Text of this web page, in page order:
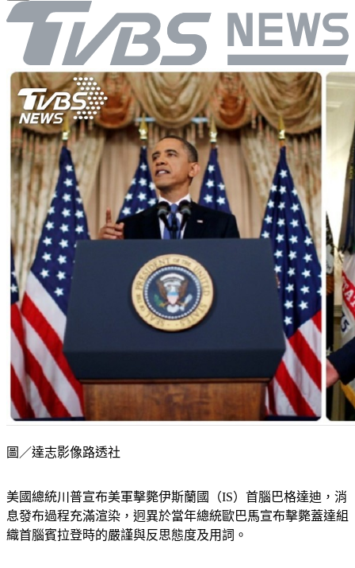
圖／達志影像路透社
美國總統川普宣布美軍擊斃伊斯蘭國（IS）首腦巴格達迪，消
息發布過程充滿渲染，迥異於當年總統歐巴馬宣布擊斃蓋達組
織首腦賓拉登時的嚴謹與反思態度及用詞。